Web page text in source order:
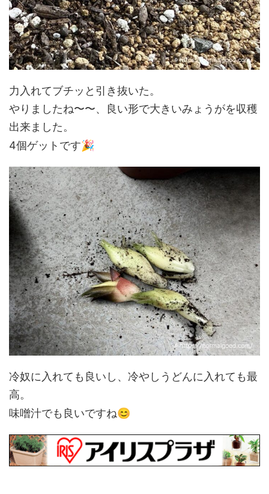
力入れてブチッと引き抜いた。
やりましたね〜〜、良い形で大きいみょうがを収穫
出来ました。
4個ゲットです🎉
冷奴に入れても良いし、冷やしうどんに入れても最
高。
味噌汁でも良いですね😊